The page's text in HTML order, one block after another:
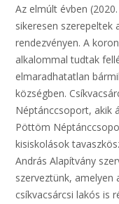
Az elmúlt évben
sikeresen szerepeltek
rendezvényen. A
alkalommal tudtak
elmaradhatatlan
községben.
Néptánccsoport, akik
Pöttöm
kisiskolások
András Alapítvány
szerveztünk,
csíkvacsárcsi lakós is